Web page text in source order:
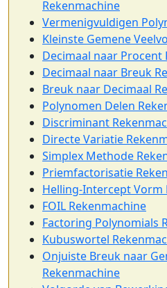
Rekenmachine
Vermenigvuldigen
Kleinste Gemene
Decimaal naar Procent
Decimaal naar Breuk
Breuk naar Decimaal
Polynomen Delen
Discriminant
Directe Variatie
Simplex Methode
Priemfactorisatie
Helling-Intercept Vorm
FOIL Rekenmachine
Factoring Polynomials
Kubuswortel
Onjuiste Breuk naar
Rekenmachine